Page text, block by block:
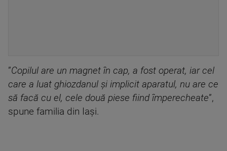
”Copilul are un magnet în cap, a fost operat, iar cel
care a luat ghiozdanul și implicit aparatul, nu are ce
să facă cu el, cele două piese fiind împerecheate”,
spune familia din Iași.